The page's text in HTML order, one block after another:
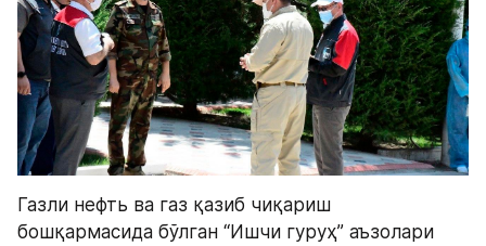
Газли нефть ва газ қазиб чиқариш
бошқармасида бўлган “Ишчи гуруҳ” аъзолари